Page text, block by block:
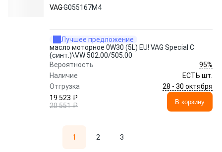
VAGG055167M4
Лучшее предложение
масло моторное 0W30 (5L) EU! VAG Special C
(синт.)\VW 502.00/505.00
Вероятность
95%
Наличие
ЕСТЬ шт.
Отгрузка
28 - 30 октября
19 523 ₽
20 551 ₽
В корзину
1 2 3